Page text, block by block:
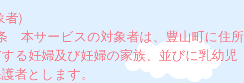
者)
本サービスの対象者は、豊山町に住所
る妊婦及び妊婦の家族、並びに乳幼児
者とします。